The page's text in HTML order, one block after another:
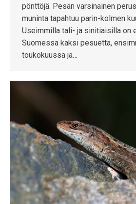
pönttöjä. Pesän varsinainen
muninta tapahtuu parin-kolmen
Useimmilla tali- ja sinitiaisilla on
Suomessa kaksi pesuetta,
toukokuussa ja…